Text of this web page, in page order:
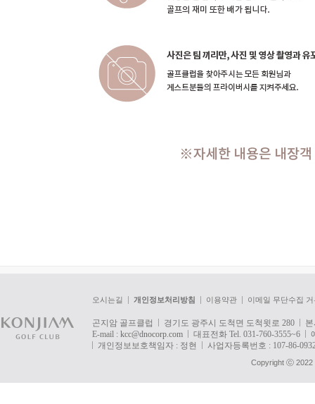
오시는길 개인정보처리방침 이용약관 이메일 무단수집 거
곤지암 골프클럽 경기도 광주시 도척면 도척윗로 280
E-mail : kcc@dnocorp.com 대표전화 Tel. 031-760-3555~6
개인정보보호책임자 : 정현
사업자등록번호 : 107-86-
Copyright ⓒ 2022